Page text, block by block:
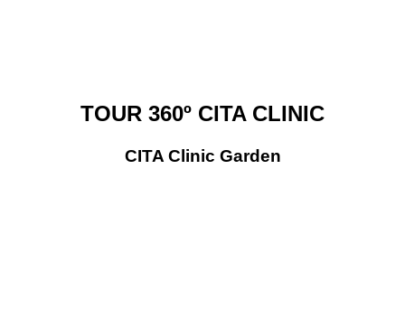
TOUR 360º CITA CLINIC
CITA Clinic Garden